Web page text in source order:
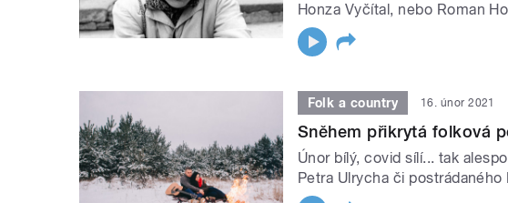
Honza Vyčítal, nebo Roman
Folk a country 16. únor 2021
Sněhem přikrytá folková
Únor bílý, covid sílí... tak
Petra Ulrycha či postrádaného